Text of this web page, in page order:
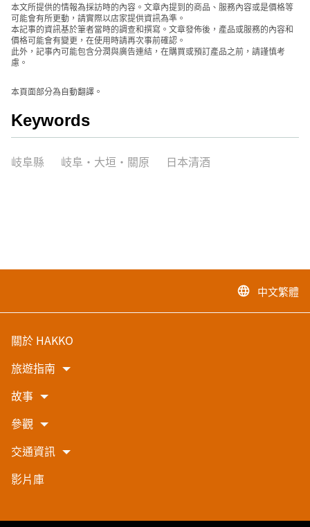
本文所提供的情報為採訪時的內容。文章內提到的商品、服務內容或是價格等
可能會有所更動，請實際以店家提供資訊為準。
本記事的資訊基於筆者當時的調查和撰寫。文章發佈後，產品或服務的內容和
價格可能會有變更，在使用時請再次事前確認。
此外，記事內可能包含分潤與廣告連結，在購買或預訂產品之前，請謹慎考
慮。
本頁面部分為自動翻譯。
Keywords
岐阜縣 岐阜・大垣・關原 日本清酒
language 中文繁體
關於 HAKKO
旅遊指南
故事
參觀
交通資訊
影片庫